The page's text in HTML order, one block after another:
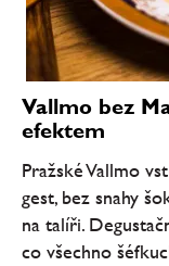
Vallmo bez
efektem
Pražské Vallmo
gest, bez snahy
na talíři.
co všechno